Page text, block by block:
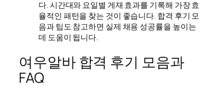
다. 시간대와 요일별 게재 효과를 기록해 가장 효
율적인 패턴을 찾는 것이 좋습니다. 합격 후기 모
음과 팁도 참고하면 실제 채용 성공률을 높이는
데 도움이 됩니다.
여우알바 합격 후기 모음과
FAQ